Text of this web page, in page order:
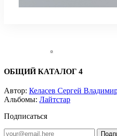
ОБЩИЙ КАТАЛОГ 4
Автор: Келасев Сергей
Альбомы: Лайтстар
Подписаться